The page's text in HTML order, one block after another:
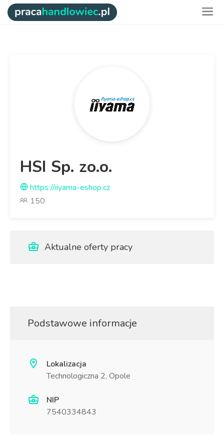
HSI Sp. zo.o.
https://iiyama-eshop.cz
150
Aktualne oferty pracy
Podstawowe informacje
Lokalizacja
Technologiczna 2, Opole
NIP
7540334843